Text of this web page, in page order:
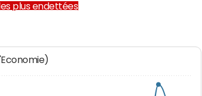
plus endettées